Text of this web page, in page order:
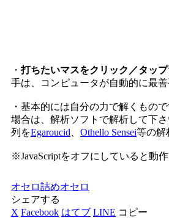
・打ちたいマスをクリック／タップ
手は、コンピュータが自動的に最善
・基本的には自分の力で解くもの
場合は、解析ソフトで解析して下さ
列をEgaroucid Othello Sensei等の解
※JavaScriptをオフにしていると動作
オセロ詰めオセロ
シェアする
X Facebook はてブ LINE コピー